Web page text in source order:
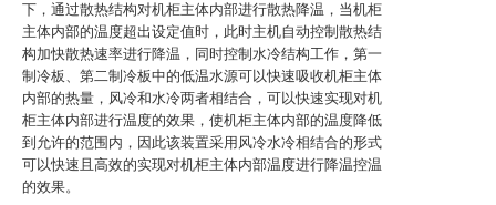
下，通过散热结构对机柜主体内部进行散热降温，当机柜
主体内部的温度超出设定值时，此时主机自动控制散热结
构加快散热速率进行降温，同时控制水冷结构工作，第一
制冷板、第二制冷板中的低温水源可以快速吸收机柜主体
内部的热量，风冷和水冷两者相结合，可以快速实现对机
柜主体内部进行温度的效果，使机柜主体内部的温度降低
到允许的范围内，因此该装置采用风冷水冷相结合的形式
可以快速且高效的实现对机柜主体内部温度进行降温控温
的效果。